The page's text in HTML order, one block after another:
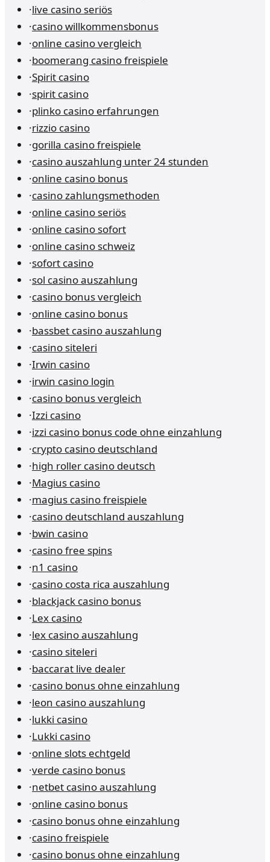
·live casino seriös
·casino willkommensbonus
·online casino vergleich
·boomerang casino freispiele
·Spirit casino
·spirit casino
·plinko casino erfahrungen
·rizzio casino
·gorilla casino freispiele
·casino auszahlung unter 24 stunden
·online casino bonus
·casino zahlungsmethoden
·online casino seriös
·online casino sofort
·online casino schweiz
·sofort casino
·sol casino auszahlung
·casino bonus vergleich
·online casino bonus
·bassbet casino auszahlung
·casino siteleri
·Irwin casino
·irwin casino login
·casino bonus vergleich
·Izzi casino
·izzi casino bonus code ohne einzahlung
·crypto casino deutschland
·high roller casino deutsch
·Magius casino
·magius casino freispiele
·casino deutschland auszahlung
·bwin casino
·casino free spins
·n1 casino
·casino costa rica auszahlung
·blackjack casino bonus
·Lex casino
·lex casino auszahlung
·casino siteleri
·baccarat live dealer
·casino bonus ohne einzahlung
·leon casino auszahlung
·lukki casino
·Lukki casino
·online slots echtgeld
·verde casino bonus
·netbet casino auszahlung
·online casino bonus
·casino bonus ohne einzahlung
·casino freispiele
·casino bonus ohne einzahlung